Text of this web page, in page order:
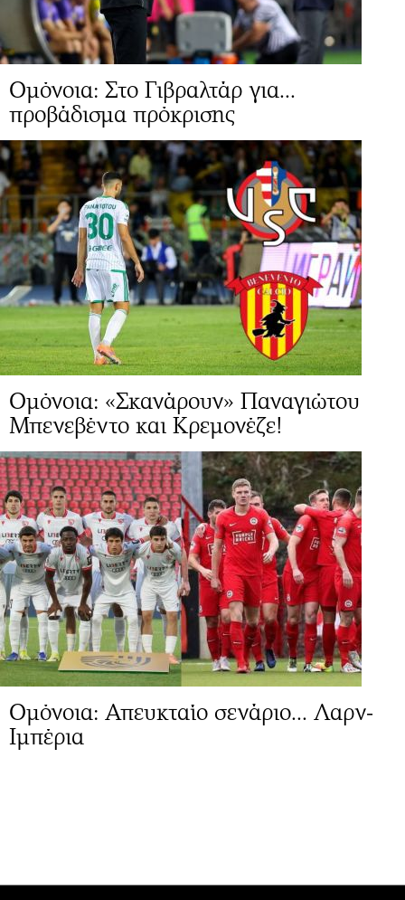
Ομόνοια: Στο Γιβραλτάρ για...
προβάδισμα πρόκρισης
Ομόνοια: «Σκανάρουν» Παναγιώτου
Μπενεβέντο και Κρεμονέζε!
Ομόνοια: Απευκταίο σενάριο... Λαρν-
Ιμπέρια